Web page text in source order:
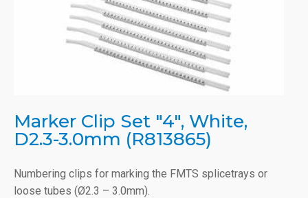
Marker Clip Set "4", White,
D2.3-3.0mm (R813865)
Numbering clips for marking the FMTS splicetrays or
loose tubes (Ø2.3 – 3.0mm).